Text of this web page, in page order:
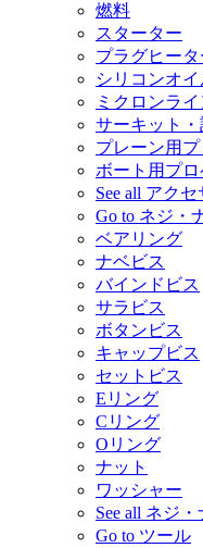
燃料
スターター
プラグヒータ
シリコンオ
ミクロンラ
サーキット・
プレーン用
ボート用プ
See all アク
Go to ネジ・
ベアリング
ナベビス
バインドビス
サラビス
ボタンビス
キャップビス
セットビス
Eリング
Cリング
Oリング
ナット
ワッシャー
See all ネジ・
Go to ツール